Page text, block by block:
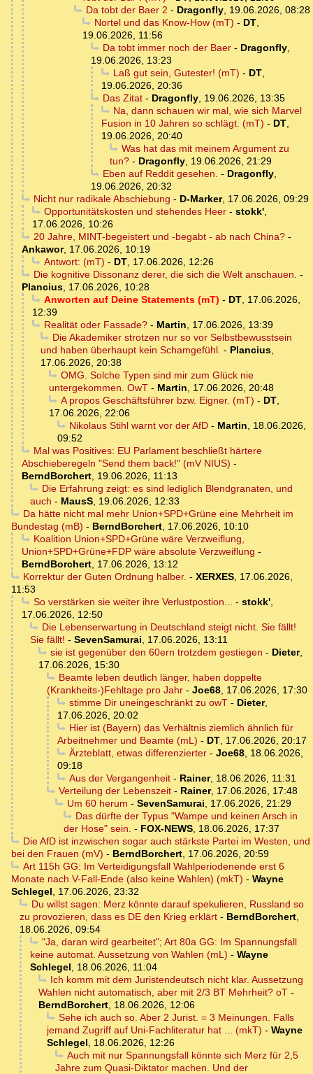
Da tobt der Baer 2 - Dragonfly, 19.06.2026, 08:28
Nortel und das Know-How (mT) - DT,
19.06.2026, 11:56
Da tobt immer noch der Baer- Dragonfly,
19.06.2026, 13:23
Laß gut sein, Gutester! (mT) - DT,
19.06.2026, 20:36
Das Zitat- Dragonfly, 19.06.2026, 13:35
Na, dann schauen wir mal, wie sich Marvel
Fusion in 10 Jahren so schlägt. (mT) - DT,
19.06.2026, 20:40
Was hat das mit meinem Argument zu
tun? - Dragonfly, 19.06.2026, 21:29
Eben auf Reddit gesehen. - Dragonfly,
19.06.2026, 20:32
Nicht nur radikale Abschiebung - D-Marker, 17.06.2026, 09:29
Opportunitätskosten und stehendes Heer- stokk',
17.06.2026, 10:26
20 Jahre, MINT-begeistert und -begabt - ab nach China?-
Ankawor, 17.06.2026, 10:19
Antwort: (mT) - DT, 17.06.2026, 12:26
Die kognitive Dissonanz derer, die sich die Welt anschauen. -
Plancius, 17.06.2026, 10:28
Anworten auf Deine Statements (mT) - DT, 17.06.2026,
12:39
Realität oder Fassade?- Martin, 17.06.2026, 13:39
Die Akademiker strotzen nur so vor Selbstbewusstsein
und haben überhaupt kein Schamgefühl. - Plancius,
17.06.2026, 20:38
OMG. Solche Typen sind mir zum Glück nie
untergekommen. OwT - Martin, 17.06.2026, 20:48
A propos Geschäftsführer bzw. Eigner. (mT) - DT,
17.06.2026, 22:06
Nikolaus Stihl warnt vor der AfD- Martin, 18.06.2026,
09:52
Mal was Positives: EU Parlament beschließt härtere
Abschieberegeln "Send them back!" (mV NIUS) -
BerndBorchert, 19.06.2026, 11:13
Die Erfahrung zeigt: es sind lediglich Blendgranaten, und
auch - MausS, 19.06.2026, 12:33
Da hätte nicht mal mehr Union+SPD+Grüne eine Mehrheit im
Bundestag (mB) - BerndBorchert, 17.06.2026, 10:10
Koalition Union+SPD+Grüne wäre Verzweiflung,
Union+SPD+Grüne+FDP wäre absolute Verzweiflung -
BerndBorchert, 17.06.2026, 13:12
Korrektur der Guten Ordnung halber. - XERXES, 17.06.2026,
11:53
So verstärken sie weiter ihre Verlustpostion... - stokk',
17.06.2026, 12:50
Die Lebenserwartung in Deutschland steigt nicht. Sie fällt!
Sie fällt! - SevenSamurai, 17.06.2026, 13:11
sie ist gegenüber den 60ern trotzdem gestiegen - Dieter,
17.06.2026, 15:30
Beamte leben deutlich länger, haben doppelte
(Krankheits-)Fehltage pro Jahr - Joe68, 17.06.2026, 17:30
stimme Dir uneingeschränkt zu owT- Dieter,
17.06.2026, 20:02
Hier ist (Bayern) das Verhältnis ziemlich ähnlich für
Arbeitnehmer und Beamte (mL) - DT, 17.06.2026, 20:17
Ärzteblatt, etwas differenzierter- Joe68, 18.06.2026,
09:18
Aus der Vergangenheit- Rainer, 18.06.2026, 11:31
Verteilung der Lebenszeit- Rainer, 17.06.2026, 17:48
Um 60 herum - SevenSamurai, 17.06.2026, 21:29
Das dürfte der Typus "Wampe und keinen Arsch in
der Hose" sein. - FOX-NEWS, 18.06.2026, 17:37
Die AfD ist inzwischen sogar auch stärkste Partei im Westen, und
bei den Frauen (mV) - BerndBorchert, 17.06.2026, 20:59
Art 115h GG: Im Verteidigungsfall Wahlperiodenende erst 6
Monate nach V-Fall-Ende (also keine Wahlen) (mkT) - Wayne
Schlegel, 17.06.2026, 23:32
Du willst sagen: Merz könnte darauf spekulieren, Russland so
zu provozieren, dass es DE den Krieg erklärt - BerndBorchert,
18.06.2026, 09:54
"Ja, daran wird gearbeitet"; Art 80a GG: Im Spannungsfall
keine automat. Aussetzung von Wahlen (mL) - Wayne
Schlegel, 18.06.2026, 11:04
Ich komm mit dem Juristendeutsch nicht klar. Aussetzung
Wahlen nicht automatisch, aber mit 2/3 BT Mehrheit? oT -
BerndBorchert, 18.06.2026, 12:06
Sehe ich auch so. Aber 2 Jurist. = 3 Meinungen. Falls
jemand Zugriff auf Uni-Fachliteratur hat ... (mkT) - Wayne
Schlegel, 18.06.2026, 12:26
Auch mit nur Spannungsfall könnte sich Merz für 2,5
Jahre zum Quasi-Diktator machen. Und der